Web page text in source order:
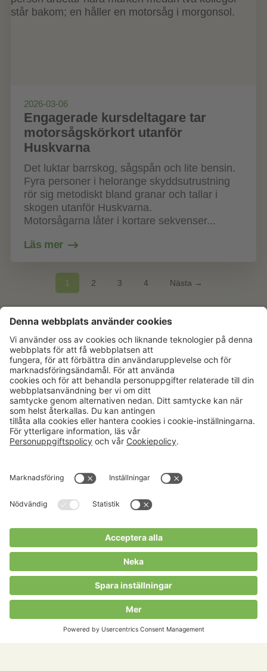
2026-03-06
Engagerade kursdeltagare tar
motorsågskörkort utanför
Huskvarna
Det luktar barrskog, sågspån och lite bensin.
Fyra personer i helorange skyddsutrustning
rör sig metodiskt bland granar och tallar i
skogen utanför Huskvarna.
Motorsågarna låter i kortare sekvenser...
Läs mer
1 2 3 4 Nästa →
Karriär
Kalender
Verksamheter
Om Hushållningssällskapet
Hushållningssällskapens
Tjänster
Välkommen till Portalen!
Cookies m.m.
Cookies
Allmänna villkor